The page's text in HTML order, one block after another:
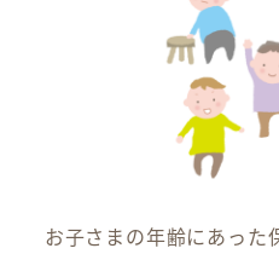
お子さまの年齢にあった